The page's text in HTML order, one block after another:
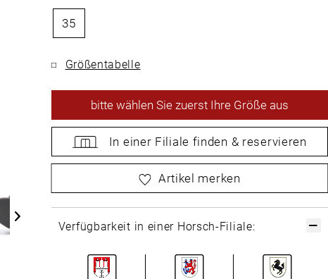
35
Größentabelle
bittewählen Sie zuerst Ihre Größe aus
In einer Filiale finden & reservieren
wählen Sie zuerst Ihre Größe aus
Artikel merken
Verfügbarkeit in einer Horsch-Filiale: